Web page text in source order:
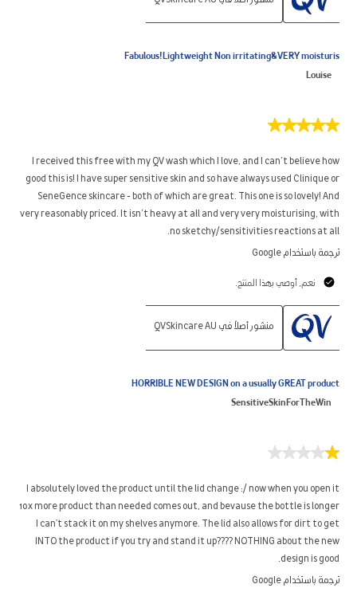
5
5
نجوم.
Fabulous!Lightweight Non irritating&VERY moisturis
Louise
I received this free with my QV wash which I love, and I can’t believe how
good this is! I have super sensitive skin and so have always used Clinique or
SeneGence skincare - both of which are great. This one is so lovely! And
very reasonably priced. It isn’t heavy at all and very very moisturising, with
no sketchy/sensitivities reactions at all.
ترجمة باستخدام Google
نعم, أوصي بهذا المنتج.
منشور أصلاً في QVSkincare AU
1
5
نجوم.
HORRIBLE NEW DESIGN on a usually GREAT product
SensitiveSkinForTheWin
I absolutely loved the product until the lid change :/ now when you open it
10x more product than needed comes out, and bevause the bottle is longer
I can't stack it on my shelves anymore. The lid also allows for dirt to get
INTO the product if you try and stand it up???? NOTHING about the new
design is good.
ترجمة باستخدام Google